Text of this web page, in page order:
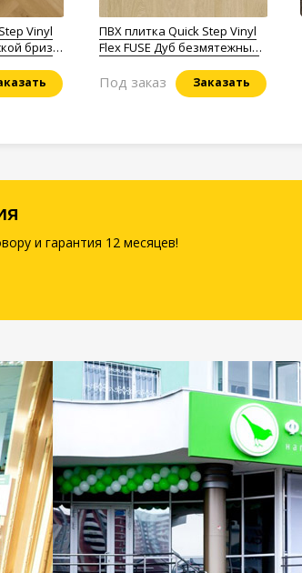
Vinyl
бpиз
ПВХ плитка Quick Step Vinyl
Flex FUSE Дуб безмятежный
Заказать
Под заказ
и гарантия 12 месяцев!